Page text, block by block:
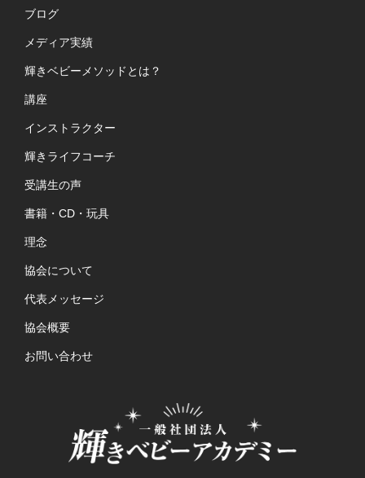
ブログ
メディア実績
輝きベビーメソッドとは？
講座
インストラクター
輝きライフコーチ
受講生の声
書籍・CD・玩具
理念
協会について
代表メッセージ
協会概要
お問い合わせ